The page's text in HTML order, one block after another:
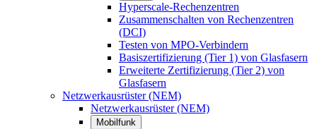
Hyperscale-Rechenzentren
Zusammenschalten von Rechenzentren
(DCI)
Testen von MPO-Verbindern
Basiszertifizierung (Tier 1) von Glasfasern
Erweiterte Zertifizierung (Tier 2) von
Glasfasern
Netzwerkausrüster (NEM)
Netzwerkausrüster (NEM)
Mobilfunk